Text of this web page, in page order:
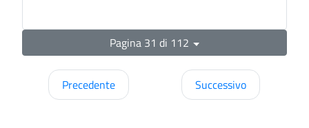
Pagina 31 di 112
Precedente Successivo